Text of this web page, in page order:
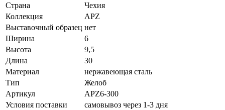
Страна
Чехия
Коллекция
APZ
Выставочный образец нет
Ширина
6
Высота
9,5
Длина
30
Материал
нержавеющая сталь
Тип
Желоб
Артикул
APZ6-300
Условия поставки
самовывоз через 1-3 дня